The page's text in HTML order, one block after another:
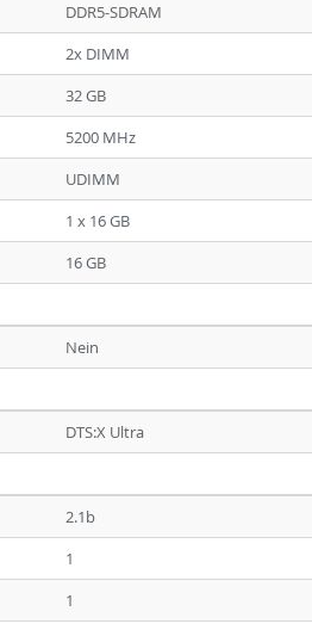
DDR5-SDRAM
2x DIMM
32 GB
5200 MHz
UDIMM
1 x 16 GB
16 GB
Nein
DTS:X Ultra
2.1b
1
1